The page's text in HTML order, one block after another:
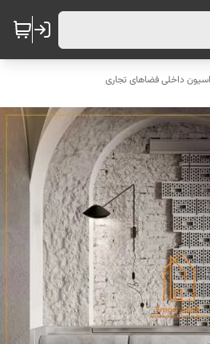
داخلی فضاهای تجاری